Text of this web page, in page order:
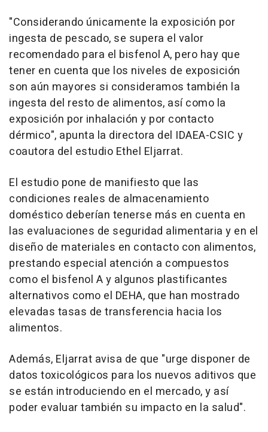
"Considerando únicamente la exposición por
ingesta de pescado, se supera el valor
recomendado para el bisfenol A, pero hay que
tener en cuenta que los niveles de exposición
son aún mayores si consideramos también la
ingesta del resto de alimentos, así como la
exposición por inhalación y por contacto
dérmico", apunta la directora del IDAEA-CSIC y
coautora del estudio Ethel Eljarrat.
El estudio pone de manifiesto que las
condiciones reales de almacenamiento
doméstico deberían tenerse más en cuenta en
las evaluaciones de seguridad alimentaria y en el
diseño de materiales en contacto con alimentos,
prestando especial atención a compuestos
como el bisfenol A y algunos plastificantes
alternativos como el DEHA, que han mostrado
elevadas tasas de transferencia hacia los
alimentos.
Además, Eljarrat avisa de que "urge disponer de
datos toxicológicos para los nuevos aditivos que
se están introduciendo en el mercado, y así
poder evaluar también su impacto en la salud".